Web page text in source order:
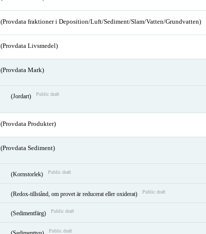
(Provdata fraktioner i Deposition/Luft/Sediment/Slam/Vatten/Grundvatten)
(Provdata Livsmedel)
(Provdata Mark)
(Jordart) Public draft
(Provdata Produkter)
(Provdata Sediment)
(Kornstorlek) Public draft
(Redox-tillstånd, om provet är reducerat eller oxiderat) Public draft
(Sedimentfärg) Public draft
Public draft